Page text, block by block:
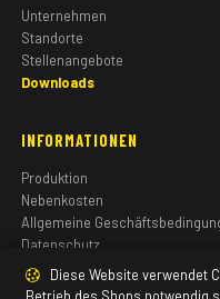
Unternehmen
Standorte
Stellenangebote
Downloads
INFORMATIONEN
Produktion
Nebenkosten
Allgemeine
Datenschutz
Impressum
Diese Website verwendet